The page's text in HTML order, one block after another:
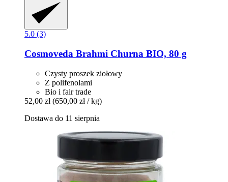
5.0 (3)
Cosmoveda Brahmi Churna BIO, 80 g
Czysty proszek ziołowy
Z polifenolami
Bio i fair trade
52,00 zł (650,00 zł / kg)
Dostawa do 11 sierpnia